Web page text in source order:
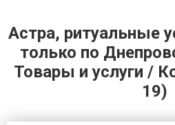
Астра, ритуальные
только по
Товары и услуги /
19)